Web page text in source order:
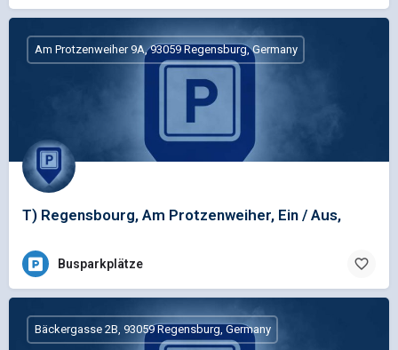
T) Regensbourg, Am Protzenweiher, Ein / Aus,
Am Protzenweiher 9A, 93059 Regensburg, Germany
Busparkplätze
Bäckergasse 2B, 93059 Regensburg, Germany